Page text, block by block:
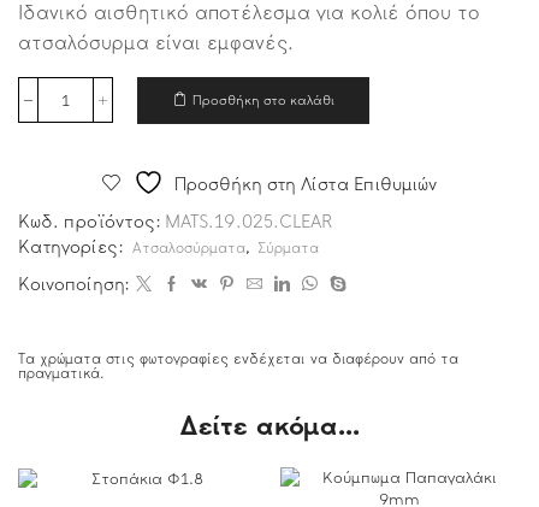
Ιδανικό αισθητικό αποτέλεσμα για κολιέ όπου το
ατσαλόσυρμα είναι εμφανές.
Προσθήκη στο καλάθι
Προσθήκη στη Λίστα Επιθυμιών
Κωδ. προϊόντος: MATS.19.025.CLEAR
Κατηγορίες: Ατσαλοσύρματα, Σύρματα
Κοινοποίηση:
Τα χρώματα στις φωτογραφίες ενδέχεται να διαφέρουν από τα
πραγματικά.
Δείτε ακόμα...